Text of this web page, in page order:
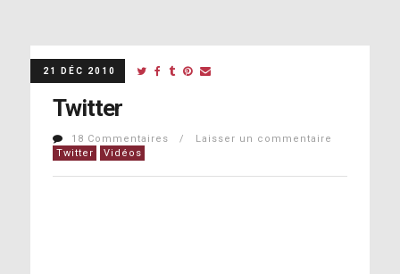
21 DÉC 2010
Twitter
18 Commentaires / Laisser un commentaire
Twitter
Vidéos